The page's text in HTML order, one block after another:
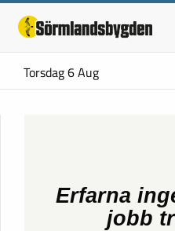
Torsdag 6 Aug
Erfarna
jobb